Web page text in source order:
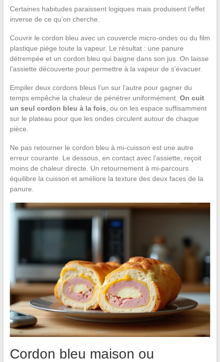
Certaines habitudes paraissent logiques mais produisent l’effet
inverse de ce qu’on cherche.
Couvrir le cordon bleu avec un couvercle micro-ondes ou du film
plastique piège toute la vapeur. Le résultat : une panure
détrempée et un cordon bleu qui baigne dans son jus. On laisse
l’assiette découverte pour permettre à la vapeur de s’évacuer.
Empiler deux cordons bleus l’un sur l’autre pour gagner du
temps empêche la chaleur de pénétrer uniformément. On cuit
un seul cordon bleu à la fois, ou on les espace suffisamment
sur le plateau pour que les ondes circulent autour de chaque
pièce.
Ne pas retourner le cordon bleu à mi-cuisson est une autre
erreur courante. Le dessous, en contact avec l’assiette, reçoit
moins de chaleur directe. Un retournement à mi-parcours
équilibre la cuisson et améliore la texture des deux faces de la
panure.
Cordon bleu maison ou